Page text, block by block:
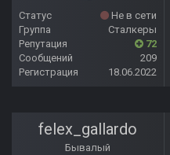
Статус
Не в сети
Группа
Сталкеры
Репутация
72
Сообщений
209
Регистрация
18.06.2022
felex_gallardo
Бывалый